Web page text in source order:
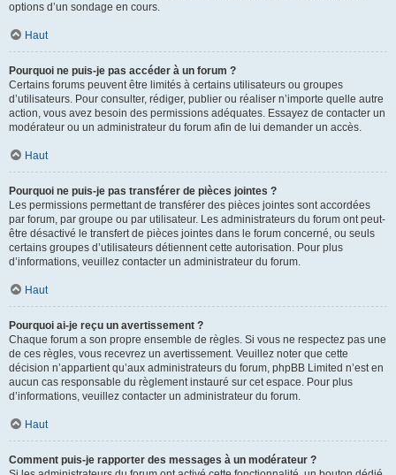
options d’un sondage en cours.
Haut
Pourquoi ne puis-je pas accéder à un forum ?
Certains forums peuvent être limités à certains utilisateurs ou groupes
d’utilisateurs. Pour consulter, rédiger, publier ou réaliser n’importe quelle autre
action, vous avez besoin des permissions adéquates. Essayez de contacter un
modérateur ou un administrateur du forum afin de lui demander un accès.
Haut
Pourquoi ne puis-je pas transférer de pièces jointes ?
Les permissions permettant de transférer des pièces jointes sont accordées
par forum, par groupe ou par utilisateur. Les administrateurs du forum ont peut-
être désactivé le transfert de pièces jointes dans le forum concerné, ou seuls
certains groupes d’utilisateurs détiennent cette autorisation. Pour plus
d’informations, veuillez contacter un administrateur du forum.
Haut
Pourquoi ai-je reçu un avertissement ?
Chaque forum a son propre ensemble de règles. Si vous ne respectez pas une
de ces règles, vous recevrez un avertissement. Veuillez noter que cette
décision n’appartient qu’aux administrateurs du forum, phpBB Limited n’est en
aucun cas responsable du règlement instauré sur cet espace. Pour plus
d’informations, veuillez contacter un administrateur du forum.
Haut
Comment puis-je rapporter des messages à un modérateur ?